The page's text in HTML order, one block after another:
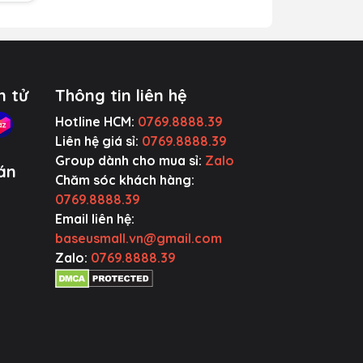
tử Thông tin liên hệ
Hotline HCM: 0769.8888.39
Liên hệ giá sỉ: 0769.8888.39
Group dành cho mua sỉ: Zalo
Chăm sóc khách hàng:
0769.8888.39
Email liên hệ:
baseusmall.vn@gmail.com
Zalo: 0769.8888.39